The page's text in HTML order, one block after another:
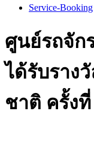
Service-Booking
ศูนย์รถจัก
ได้รับราง
ชาติ ครั้งที่